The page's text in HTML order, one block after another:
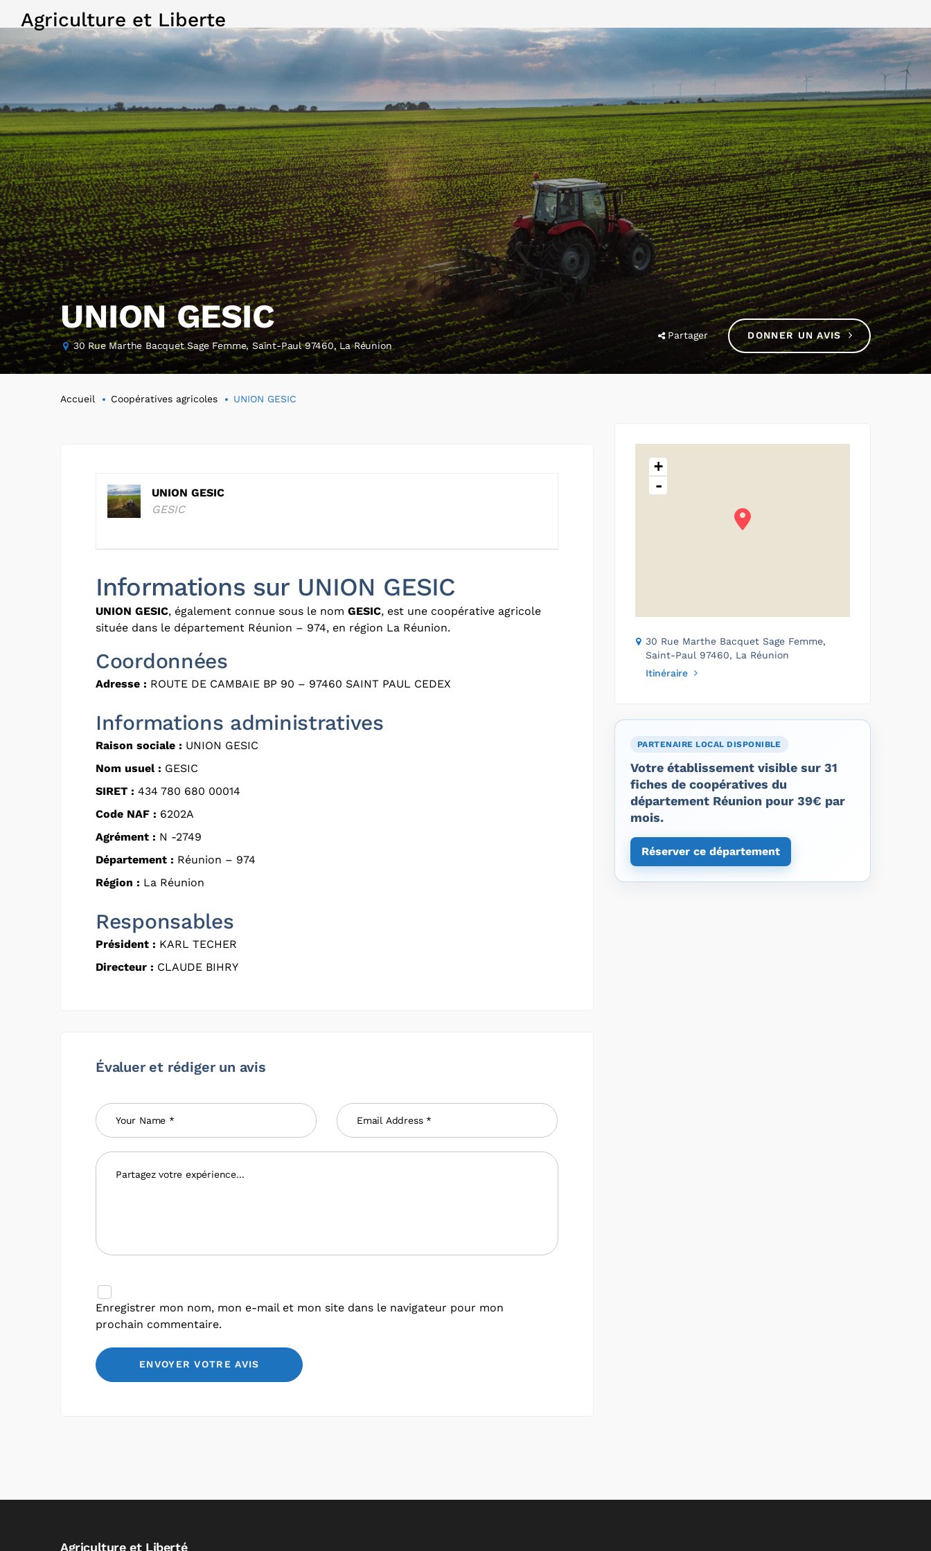
Agriculture et Liberte
UNION GESIC
30 Rue Marthe Bacquet Sage Femme, Saint-Paul 97460, La Réunion
Partager DONNER UN AVIS
Accueil Coopératives agricoles UNION GESIC
UNION GESIC
GESIC
Informations sur UNION GESIC
UNION GESIC, également connue sous le nom GESIC, est une coopérative agricole
située dans le département Réunion – 974, en région La Réunion.
Coordonnées
Adresse : ROUTE DE CAMBAIE BP 90 – 97460 SAINT PAUL CEDEX
Informations administratives
Raison sociale : UNION GESIC
Nom usuel : GESIC
SIRET : 434 780 680 00014
Code NAF : 6202A
Agrément : N -2749
Département : Réunion – 974
Région : La Réunion
Responsables
Président : KARL TECHER
Directeur : CLAUDE BIHRY
Évaluer et rédiger un avis
Enregistrer mon nom, mon e-mail et mon site dans le navigateur pour mon
prochain commentaire.
+
-
30 Rue Marthe Bacquet Sage Femme,
Saint-Paul 97460, La Réunion
Itinéraire
PARTENAIRE LOCAL DISPONIBLE
Votre établissement visible sur 31
fiches de coopératives du
département Réunion pour 39€ par
mois.
Réserver ce département
Agriculture et Liberté